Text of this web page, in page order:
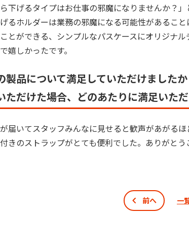
下げるタイプはお仕事の邪魔になりませんか？
るホルダーは業務の邪魔になる可能性があるこ
とができる、シンプルなパスケースにオリジナ
嬉しかったです。
製品について満足していただけましたか
ただけた場合、どのあたりに満足いただ
届いてスタッフみんなに見せると歓声があがる
きのストラップがとても便利でした。ありがとう
前へ 一